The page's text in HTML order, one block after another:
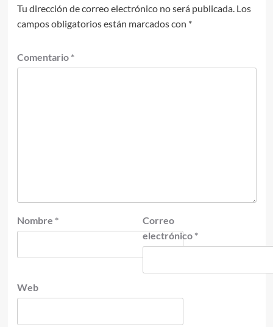
Tu dirección de correo electrónico no será publicada. Los
campos obligatorios están marcados con *
Comentario *
Nombre *
Correo
electrónico *
Web